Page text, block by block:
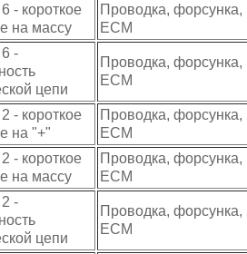
- короткое
на массу
Проводка, форсунка,
ECM
-
цепи
Проводка, форсунка,
ECM
- короткое
на "+"
Проводка, форсунка,
ECM
- короткое
на массу
Проводка, форсунка,
ECM
-
цепи
Проводка, форсунка,
ECM